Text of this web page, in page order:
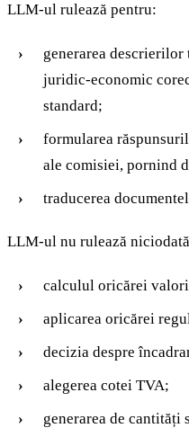
LLM-ul rulează pentru:
generarea
juridic-economic
standard;
formularea
ale comisiei, pornind
traducerea
LLM-ul nu rulează
calculul oricărei
aplicarea oricărei
decizia despre
alegerea cotei TVA;
generarea de cantități